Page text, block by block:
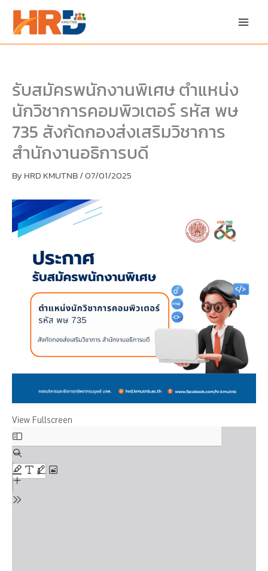
content
รับสมัครพนักงานพิเศษ ตำแหน่ง
นักวิชาการคอมพิวเตอร์ รหัส พษ
735 สังกัดกองส่งเสริมวิชาการ
สำนักงานอธิการบดี
By HRD KMUTNB/07/01/2025
View Fullscreen
PDF